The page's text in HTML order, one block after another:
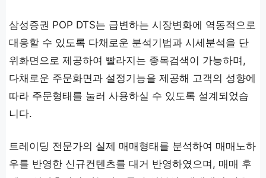
삼성증권 POP DTS는 급변하는 시장변화에 역동적으로
대응할 수 있도록 다채로운 분석기법과 시세분석을 단
위화면으로 제공하여 빨라지는 종목검색이 가능하며,
다채로운 주문화면과 설정기능을 제공해 고객의 성향에
따라 주문형태를 눌러 사용하실 수 있도록 설계되었습
니다.
트레이딩 전문가의 실제 매매형태를 분석하여 매매노하
우를 반영한 신규컨텐츠를 대거 반영하였으며, 매매 후